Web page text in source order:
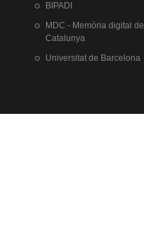
BIPADI
MDC - Memòria digital de
Catalunya
Universitat de Barcelona